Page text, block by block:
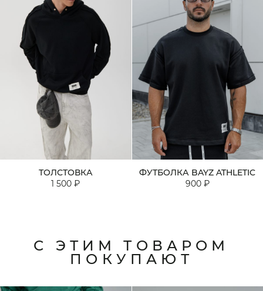
ТОЛСТОВКА
1 500 ₽
ФУТБОЛКА BAYZ ATHLETIC
900 ₽
С ЭТИМ ТОВАРОМ
ПОКУПАЮТ